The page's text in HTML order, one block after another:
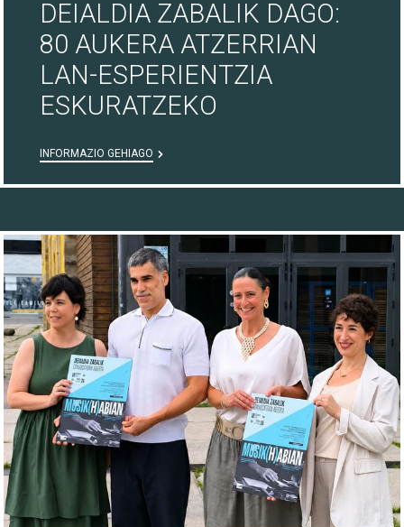
DEIALDIA ZABALIK DAGO:
80 AUKERA ATZERRIAN
LAN-ESPERIENTZIA
ESKURATZEKO
INFORMAZIO GEHIAGO
16/07/26